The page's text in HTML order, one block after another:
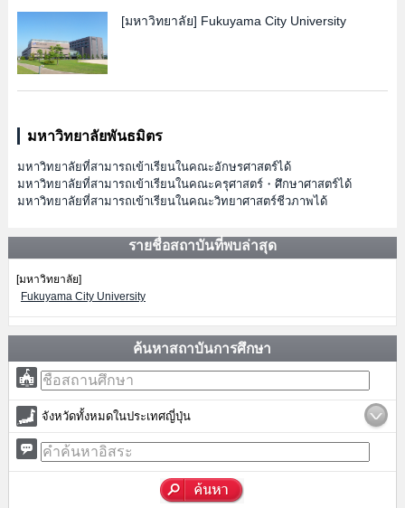
[มหาวิทยาลัย] Fukuyama City University
มหาวิทยาลัยพันธมิตร
มหาวิทยาลัยที่สามารถเข้าเรียนในคณะอักษรศาสตร์ได้
มหาวิทยาลัยที่สามารถเข้าเรียนในคณะครุศาสตร์・ศึกษาศาสตร์ได้
มหาวิทยาลัยที่สามารถเข้าเรียนในคณะวิทยาศาสตร์ชีวภาพได้
รายชื่อสถาบันที่พบล่าสุด
[มหาวิทยาลัย]
Fukuyama City University
ค้นหาสถาบันการศึกษา
จังหวัดทั้งหมดในประเทศญี่ปุ่น